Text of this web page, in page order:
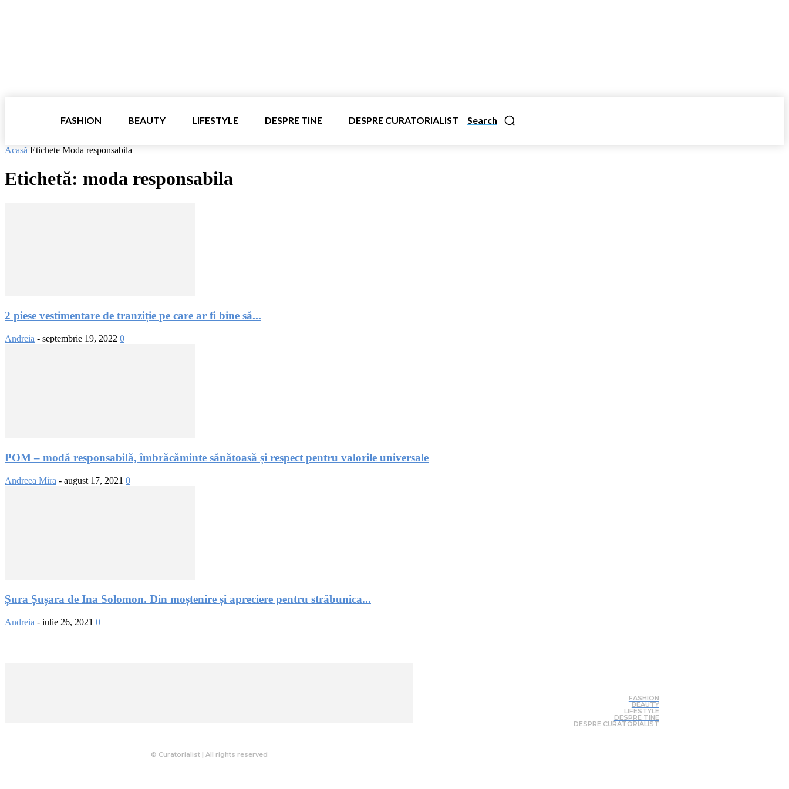
Search
FASHION BEAUTY LIFESTYLE DESPRE TINE DESPRE CURATORIALIST
Acasă Etichete Moda responsabila
Etichetă: moda responsabila
2 piese vestimentare de tranziție pe care ar fi bine să...
Andreia - septembrie 19, 2022 0
POM – modă responsabilă, îmbrăcăminte sănătoasă și respect pentru valorile universale
Andreea Mira - august 17, 2021 0
Șura Șușara de Ina Solomon. Din moștenire și apreciere pentru străbunica...
Andreia - iulie 26, 2021 0
© Curatorialist | All rights reserved
FASHION
BEAUTY
LIFESTYLE
DESPRE TINE
DESPRE CURATORIALIST